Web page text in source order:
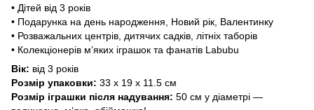
• Дітей від 3 років
• Подарунка на день народження, Новий рік, Валентинку
• Розважальних центрів, дитячих садків, літніх таборів
• Колекціонерів м’яких іграшок та фанатів Labubu
Вік: від 3 років
Розмір упаковки: 33 x 19 x 11.5 см
Розмір іграшки після надування: 50 см у діаметрі —